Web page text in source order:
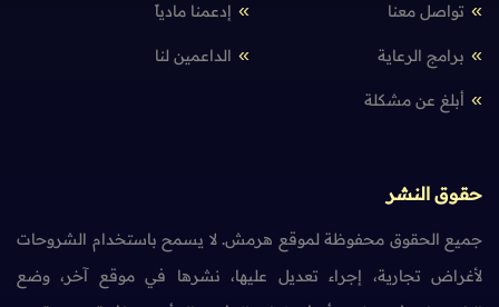
تواصل معنا إدعمنا مادياً
برامج الرعاية الداعمين لنا
أبلغ عن مشكلة
حقوق النشر
جميع الحقوق محفوظة لموقع هرمش. لا يسمح باستخدام الشروحات
لأغراض تجارية، إجراء تعديل عليها، نشرها في موقع آخر، وضع